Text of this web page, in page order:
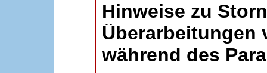
Hinweise zu
Überarbeitungen
während des